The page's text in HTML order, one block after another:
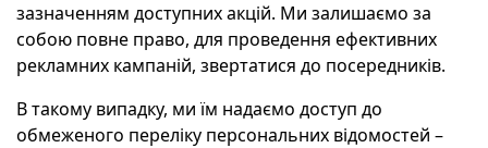
зазначенням доступних акцій. Ми залишаємо за
собою повне право, для проведення ефективних
рекламних кампаній, звертатися до посередників.
В такому випадку, ми їм надаємо доступ до
обмеженого переліку персональних відомостей –